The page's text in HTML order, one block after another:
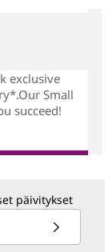
exclusive
Small
succeed!
päivitykset